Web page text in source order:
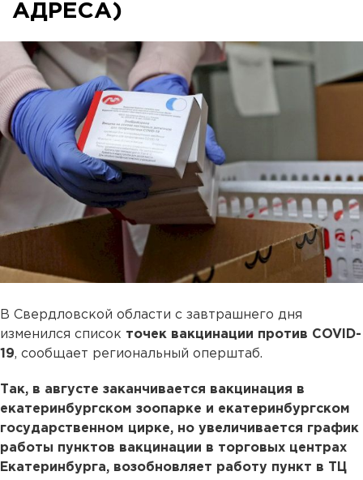
АДРЕСА)
В Свердловской области с завтрашнего дня
изменился список точек вакцинации против COVID-
19, сообщает региональный оперштаб.
Так, в августе заканчивается вакцинация в
екатеринбургском зоопарке и екатеринбургском
государственном цирке, но увеличивается график
работы пунктов вакцинации в торговых центрах
Екатеринбурга, возобновляет работу пункт в ТЦ